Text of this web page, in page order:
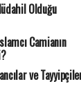
Olduğu
Camianın
ve